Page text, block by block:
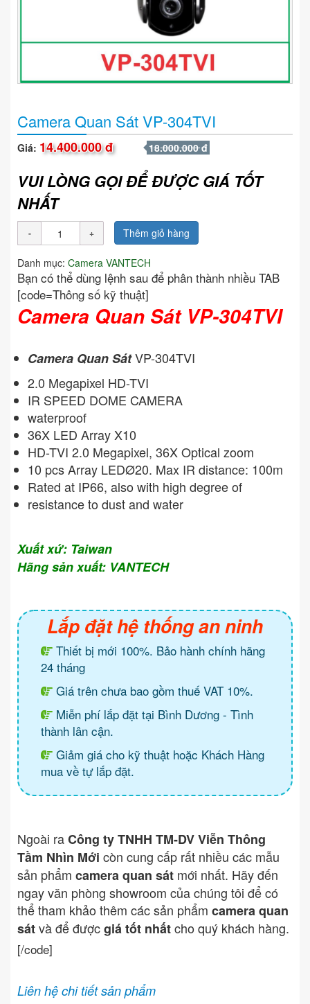
Camera Quan Sát VP-304TVI
Giá: 14.400.000 đ 18.000.000 đ
VUI LÒNG GỌI ĐỂ ĐƯỢC GIÁ TỐT
NHẤT
Thêm giỏ hàng
Danh mục: Camera VANTECH
Bạn có thể dùng lệnh sau để phân thành nhiều TAB
[code=Thông số kỹ thuật]
Camera Quan Sát VP-304TVI
Camera Quan SátVP-304TVI
2.0 Megapixel HD-TVI
IR SPEED DOME CAMERA
waterproof
36X LED Array X10
HD-TVI 2.0 Megapixel, 36X Optical zoom
10 pcs Array LEDØ20. Max IR distance: 100m
Rated at IP66, also with high degree of
resistance to dust and water
Xuất xứ: Taiwan
Hãng sản xuất: VANTECH
Lắp đặt hệ thống an ninh
Thiết bị mới 100%. Bảo hành chính hãng
24 tháng
Giá trên chưa bao gồm thuế VAT 10%.
Miễn phí lắp đặt tại Bình Dương - Tình
thành lân cận.
Giảm giá cho kỹ thuật hoặc Khách Hàng
mua về tự lắp đặt.
Ngoài raCông ty TNHH TM-DV Viễn Thông
Tầm Nhìn Mới còn cung cấp rất nhiều các mẫu
sản phẩm camera quan sát mới nhất. Hãy đến
ngay văn phòng showroom của chúng tôi để có
thể tham khảo thêm các sản phẩm camera quan
sátvà để đượcgiá tốt nhấtcho quý khách hàng.
[/code]
Liên hệ chi tiết sản phẩm